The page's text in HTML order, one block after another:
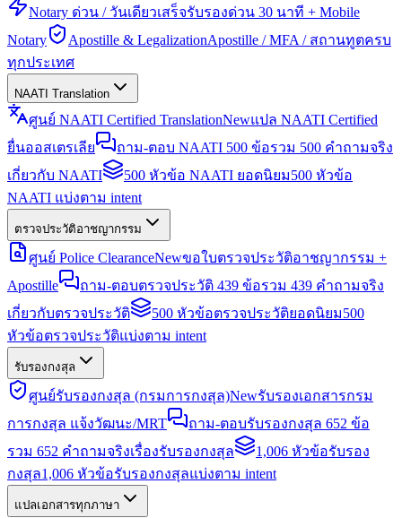
Notary ด่วน / วันเดียวเสร็จรับรองด่วน 30 นาที + Mobile
Notary
Apostille & LegalizationApostille / MFA / สถานทูตครบ
ทุกประเทศ
NAATI Translation
ศูนย์ NAATI Certified TranslationNewแปล NAATI Certified
ยื่นออสเตรเลีย
ถาม-ตอบ NAATI 500 ข้อรวม 500 คำถามจริง
เกี่ยวกับ NAATI
500 หัวข้อ NAATI ยอดนิยม500 หัวข้อ
NAATI แบ่งตาม intent
ตรวจประวัติอาชญากรรม
ศูนย์ Police ClearanceNewขอใบตรวจประวัติอาชญากรรม +
Apostille
ถาม-ตอบตรวจประวัติ 439 ข้อรวม 439 คำถามจริง
เกี่ยวกับตรวจประวัติ
500 หัวข้อตรวจประวัติยอดนิยม500
หัวข้อตรวจประวัติแบ่งตาม intent
รับรองกงสุล
ศูนย์รับรองกงสุล (กรมการกงสุล)Newรับรองเอกสารกรม
การกงสุล แจ้งวัฒนะ/MRT
ถาม-ตอบรับรองกงสุล 652 ข้อ
รวม 652 คำถามจริงเรื่องรับรองกงสุล
1,006 หัวข้อรับรอง
กงสุล1,006 หัวข้อรับรองกงสุลแบ่งตาม intent
แปลเอกสารทุกภาษา